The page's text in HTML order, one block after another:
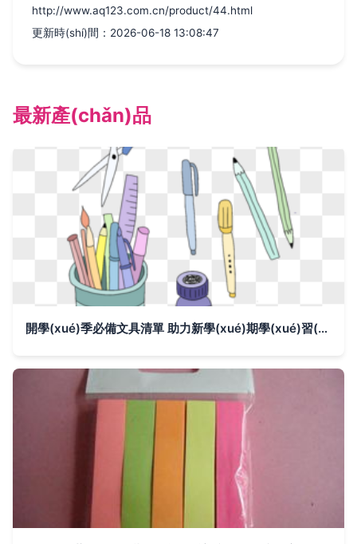
http://www.aq123.com.cn/product/44.html
更新時(shí)間：2026-06-18 13:08:47
最新產(chǎn)品
開學(xué)季必備文具清單 助力新學(xué)期學(xué)習(xí)之旅